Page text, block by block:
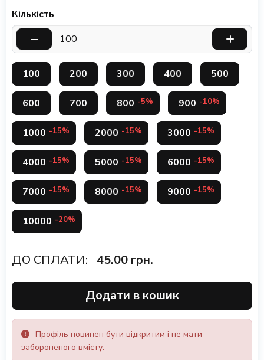
Кількість
100 200 300 400 500
600 700 800 -5% 900 -10%
1000 -15% 2000 -15% 3000 -15%
4000 -15% 5000 -15% 6000 -15%
7000 -15% 8000 -15% 9000 -15%
10000 -20%
ДО СПЛАТИ: 45.00 грн.
Додати в кошик
Профіль повинен бути відкритим і не мати
забороненого вмісту.